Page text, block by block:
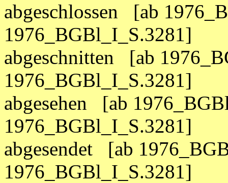
abgeschlossen [ab
1976_BGBl_I_S.3281]
abgeschnitten [ab
1976_BGBl_I_S.3281]
abgesehen [ab
1976_BGBl_I_S.3281]
abgesendet [ab
1976_BGBl_I_S.3281]